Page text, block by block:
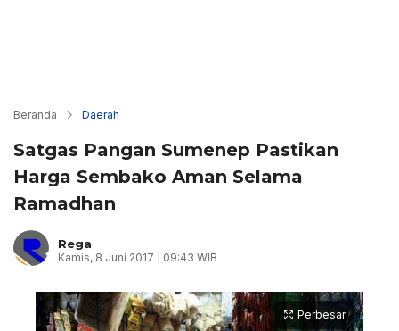
Beranda Daerah
Satgas Pangan Sumenep Pastikan
Harga Sembako Aman Selama
Ramadhan
Rega
Kamis, 8 Juni 2017 | 09:43 WIB
Perbesar